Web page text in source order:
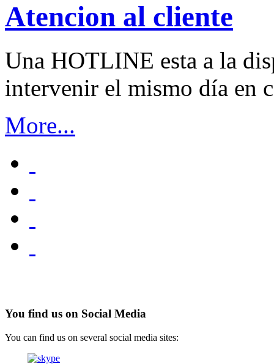
Atencion al cliente
Una HOTLINE esta a la
intervenir el mismo día en
More...
You find us on Social Media
You can find us on several social media sites: